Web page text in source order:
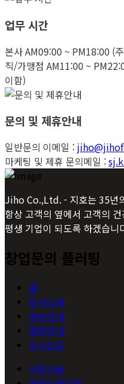
업무 시간
본사 AM09:00 ~ PM18:00 (
직/가맹점 AM11:00 ~
이함)
문의 및 제휴안내
일반문의 이메일 :
마케팅 및 제휴 문의메일 :
Jiho Co.,Ltd. - 지호는 35년
항상 고객의 옆에서 고객의
평생 기업이 되도록 하겠습니
창업문의 플러팅
홈
회사소개
메뉴안내
매장안내
오시는길
사회나눔